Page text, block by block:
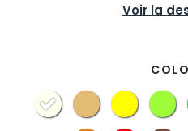
Voir la